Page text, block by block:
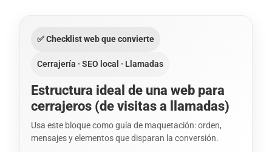
✅ Checklist web que convierte
Cerrajería · SEO local · Llamadas
Estructura ideal de una web para
cerrajeros (de visitas a llamadas)
Usa este bloque como guía de maquetación: orden,
mensajes y elementos que disparan la conversión.